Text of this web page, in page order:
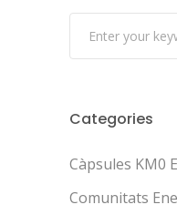
Categories
Càpsules KM0
Comunitats